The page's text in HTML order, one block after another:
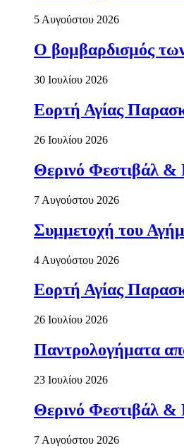
5 Αυγούστου 2026
Ο βομβαρδισμός
30 Ιουλίου 2026
Εορτή Αγίας
26 Ιουλίου 2026
Θερινό Φεστιβάλ
7 Αυγούστου 2026
Συμμετοχή του
4 Αυγούστου 2026
Εορτή Αγίας
26 Ιουλίου 2026
Παντρολογήματα
23 Ιουλίου 2026
Θερινό Φεστιβάλ
7 Αυγούστου 2026